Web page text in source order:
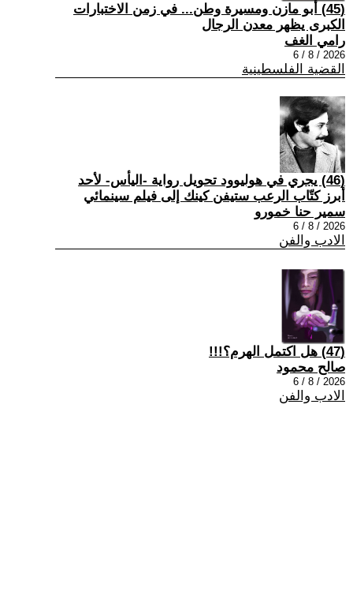
(45) أبو مازن ومسيرة وطن... في زمن الاختبارات
الكبرى يظهر معدن الرجال
رامي الغف
2026 / 8 / 6
القضية الفلسطينية
(46) يجري في هوليوود تحويل رواية -اليأس- لأحد
أبرز كتّاب الرعب ستيفن كينك إلى فيلم سينمائي
سمير حنا خمورو
2026 / 8 / 6
الادب والفن
(47) هل اكتمل الهرم؟!!!
صالح محمود
2026 / 8 / 6
الادب والفن